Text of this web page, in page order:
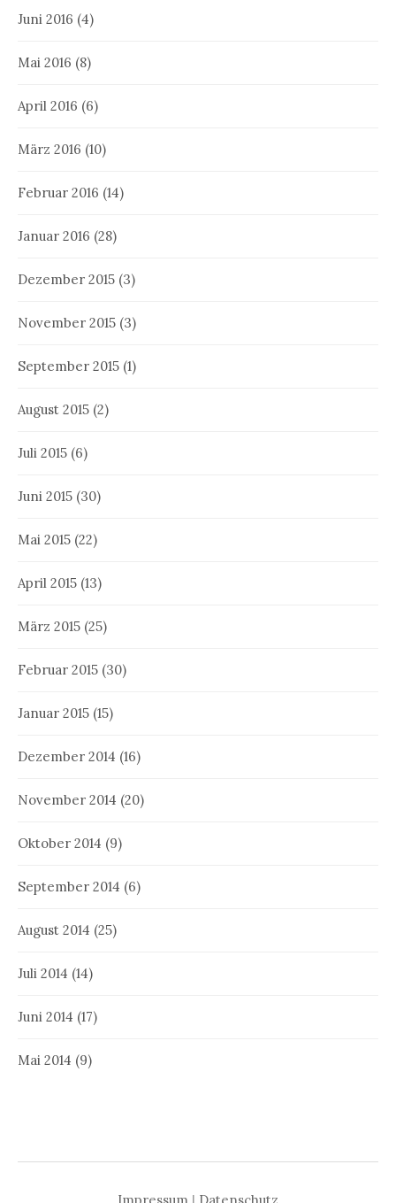
Juni 2016 (4)
Mai 2016 (8)
April 2016 (6)
März 2016 (10)
Februar 2016 (14)
Januar 2016 (28)
Dezember 2015 (3)
November 2015 (3)
September 2015 (1)
August 2015 (2)
Juli 2015 (6)
Juni 2015 (30)
Mai 2015 (22)
April 2015 (13)
März 2015 (25)
Februar 2015 (30)
Januar 2015 (15)
Dezember 2014 (16)
November 2014 (20)
Oktober 2014 (9)
September 2014 (6)
August 2014 (25)
Juli 2014 (14)
Juni 2014 (17)
Mai 2014 (9)